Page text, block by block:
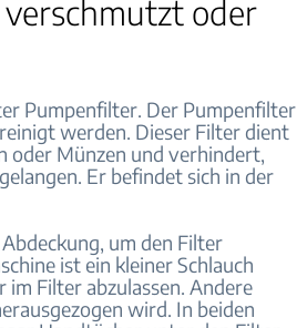
oder
Pumpenfilter. Der Pumpenfilter
werden. Dieser Filter dient
oder Münzen und verhindert,
Er befindet sich in der
um den Filter
ist ein kleiner Schlauch
Filter abzulassen. Andere
wird. In beiden